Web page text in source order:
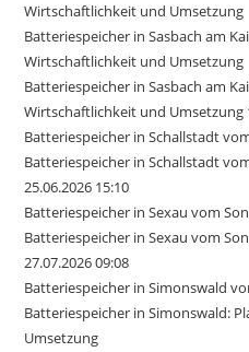
Wirtschaftlichkeit und Umsetzung
Batteriespeicher in Sasbach am
Wirtschaftlichkeit und Umsetzung
Batteriespeicher in Sasbach am
Wirtschaftlichkeit und Umsetzung
Batteriespeicher in Schallstadt
Batteriespeicher in Schallstadt
25.06.2026 15:10
Batteriespeicher in Sexau vom
Batteriespeicher in Sexau vom
27.07.2026 09:08
Batteriespeicher in Simonswald
Batteriespeicher in Simonswald:
Umsetzung